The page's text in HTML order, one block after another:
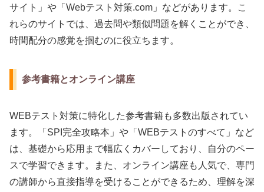
サイト」や「Webテスト対策.com」などがあります。こ
れらのサイトでは、過去問や類似問題を解くことができ、
時間配分の感覚を掴むのに役立ちます。
参考書籍とオンライン講座
WEBテスト対策に特化した参考書籍も多数出版されてい
ます。「SPI完全攻略本」や「WEBテストのすべて」など
は、基礎から応用まで幅広くカバーしており、自分のペー
スで学習できます。また、オンライン講座も人気で、専門
の講師から直接指導を受けることができるため、理解を深